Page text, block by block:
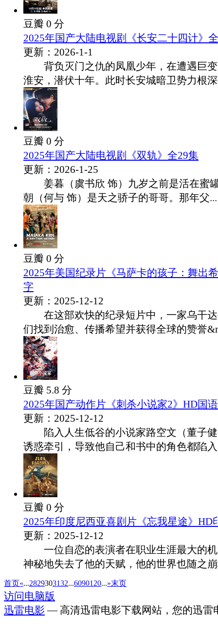
豆瓣 0 分
2025年国产大陆电视剧《长安二十四计》
更新：2026-1-1
背负灭门之仇的凤凰少年，在遭遇巨变
淮安，潜伏十年。此时长安城暗卫势力根
豆瓣 0 分
2025年国产大陆电视剧《双轨》全29集
更新：2026-1-25
姜暮（虞书欣 饰）九岁之前是活在蜜
朝（何与 饰）是天之骄子的哥哥。那年父...
豆瓣 0 分
2025年美国纪录片《马萨卡的孩子：舞出
字
更新：2025-12-12
在这部欢快的纪录短片中，一家乌干达
们找到治愈、传播希望并获得全球的赞誉
豆瓣 5.8 分
2025年国产动作片《刺杀小说家2》HD国
更新：2025-12-12
陷入人生低谷的小说家路空文（董子健
诱惑牵引，导致他自己和书中的角色都陷
豆瓣 0 分
2025年印度尼西亚喜剧片《忘我星途》HD
更新：2025-12-12
一位自恋的表演者在职业生涯最大的机
神秘地失去了他的天赋，他的世界也随之
首页«...2829303132...6090120...»末页
访问电脑版
迅雷电影 — 高清迅雷电影下载网站，您的迅雷